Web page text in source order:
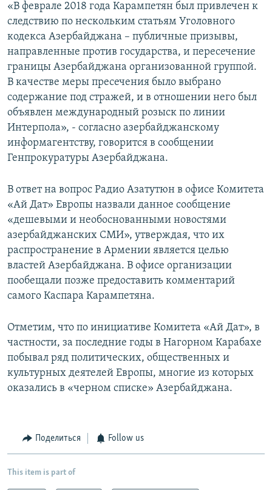
«В феврале 2018 года Карампетян был привлечен к
следствию по нескольким статьям Уголовного
кодекса Азербайджана – публичные призывы,
направленные против государства, и пересечение
границы Азербайджана организованной группой.
В качестве меры пресечения было выбрано
содержание под стражей, и в отношении него был
объявлен международный розыск по линии
Интерпола», - согласно азербайджанскому
информагентству, говорится в сообщении
Генпрокуратуры Азербайджана.
В ответ на вопрос Радио Азатутюн в офисе Комитета
«Ай Дат» Европы назвали данное сообщение
«дешевыми и необоснованными новостями
азербайджанских СМИ», утверждая, что их
распространение в Армении является целью
властей Азербайджана. В офисе организации
пообещали позже предоставить комментарий
самого Каспара Карампетяна.
Отметим, что по инициативе Комитета «Ай Дат», в
частности, за последние годы в Нагорном Карабахе
побывал ряд политических, общественных и
культурных деятелей Европы, многие из которых
оказались в «черном списке» Азербайджана.
Поделиться Follow us
This item is part of